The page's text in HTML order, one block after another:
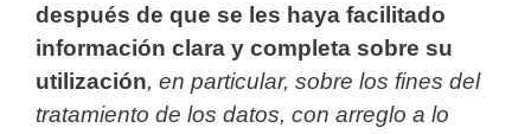
después de que se les haya facilitado
información clara y completa sobre su
utilización, en particular, sobre los fines del
tratamiento de los datos, con arreglo a lo